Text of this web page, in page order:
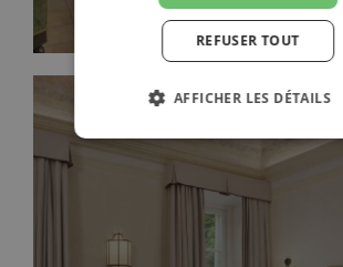
REFUSER TOUT
AFFICHER LES DÉTAILS